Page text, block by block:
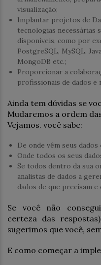
visualização;
Implantar projetos de
tecnologias necessárias
disponíveis, como por
PostgreSQL, MySQL,
MongoDB etc.;
Proporcionar a
profissionais de dados e
Ainda tem dúvidas se
Mudaremos a ordem
Vejamos. você sabe:
De onde vêm seus
Onde todos os seus
Se todos dentro da sua
analistas de dados a
dados de que precisam e
Se você não
certeza das
sugerimos que você,
E como começar a